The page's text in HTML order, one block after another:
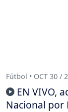
Fútbol • OCT 30 /
EN VIVO,
Nacional por